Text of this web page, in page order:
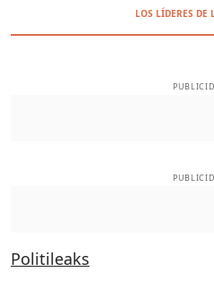
LOS LÍDERES DE
Politileaks